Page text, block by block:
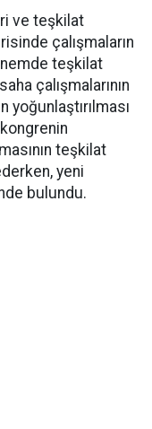
ve teşkilat
çalışmaların
teşkilat
çalışmalarının
yoğunlaştırılması
teşkilat
yeni
bulundu.